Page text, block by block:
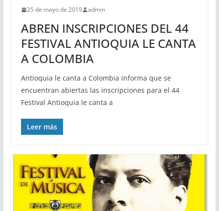
25 de mayo de 2019 admin
ABREN INSCRIPCIONES DEL 44
FESTIVAL ANTIOQUIA LE CANTA
A COLOMBIA
Antioquia le canta a Colombia informa que se
encuentran abiertas las inscripciones para el 44
Festival Antioquia le canta a
Leer más